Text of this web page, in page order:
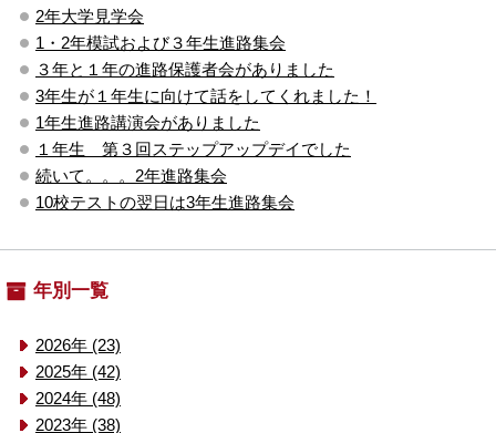
2年大学見学会
1・2年模試および３年生進路集会
３年と１年の進路保護者会がありました
3年生が１年生に向けて話をしてくれました！
1年生進路講演会がありました
１年生 第３回ステップアップデイでした
続いて。。。2年進路集会
10校テストの翌日は3年生進路集会
年別一覧
2026年 (23)
2025年 (42)
2024年 (48)
2023年 (38)